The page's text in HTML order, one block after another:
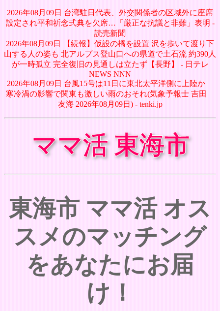
2026年08月09日 台湾駐日代表、外交関係者の区域外に座席
設定され平和祈念式典を欠席…「厳正な抗議と非難」表明 -
読売新聞
2026年08月09日 【続報】仮設の橋を設置 沢を歩いて渡り下
山する人の姿も 北アルプス登山口への県道で土石流 約390人
が一時孤立 完全復旧の見通しは立たず【長野】 - 日テレ
NEWS NNN
2026年08月09日 台風15号は11日に東北太平洋側に上陸か
寒冷渦の影響で関東も激しい雨のおそれ(気象予報士 吉田
友海 2026年08月09日) - tenki.jp
ママ活 東海市
東海市 ママ活 オス
スメのマッチング
をあなたにお届
け！